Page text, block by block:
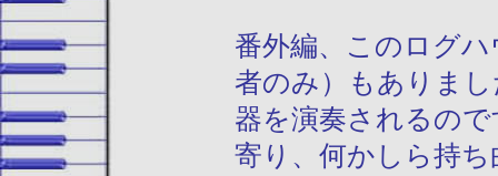
番外編、このログ
者のみ）もありま
器を演奏されるの
寄り、何かしら持